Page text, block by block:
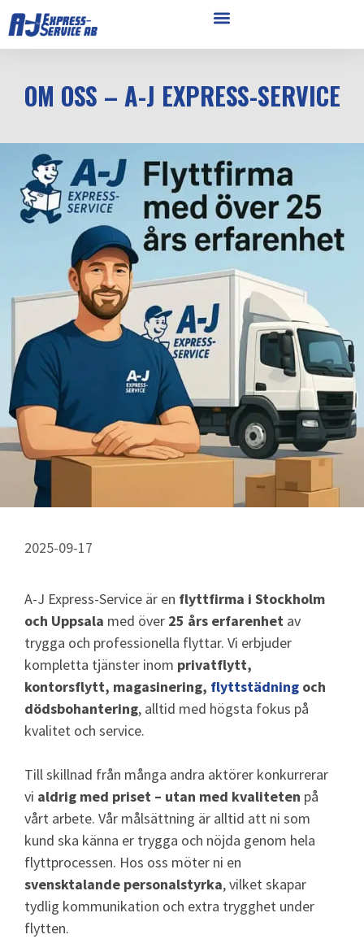
OM OSS – A-J EXPRESS-SERVICE
2025-09-17
A-J Express-Service är en flyttfirma i Stockholm
och Uppsala med över 25 års erfarenhet av
trygga och professionella flyttar. Vi erbjuder
kompletta tjänster inom privatflytt,
kontorsflytt, magasinering, flyttstädning och
dödsbohantering, alltid med högsta fokus på
kvalitet och service.
Till skillnad från många andra aktörer konkurrerar
vi aldrig med priset – utan med kvaliteten på
vårt arbete. Vår målsättning är alltid att ni som
kund ska känna er trygga och nöjda genom hela
flyttprocessen. Hos oss möter ni en
svensktalande personalstyrka, vilket skapar
tydlig kommunikation och extra trygghet under
flytten.